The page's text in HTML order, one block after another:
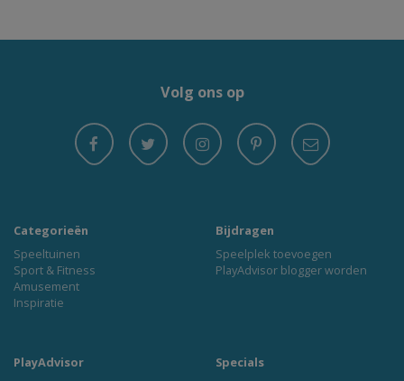
Volg ons op
Categorieën
Speeltuinen
Sport & Fitness
Amusement
Inspiratie
Bijdragen
Speelplek toevoegen
PlayAdvisor blogger worden
PlayAdvisor
Specials